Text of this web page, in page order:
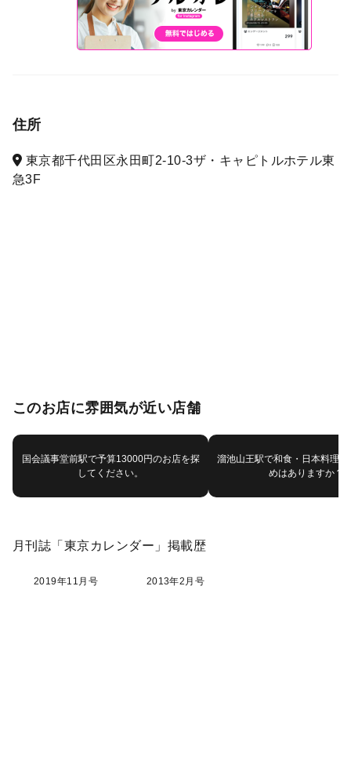
住所
東京都千代田区永田町2-10-3ザ・キャピトルホテル東
急3F
このお店に雰囲気が近い店舗
国会議事堂前駅で予算13000円のお店を探
してください。
溜池山王駅で和食・日本料理
めはありますか？
月刊誌「東京カレンダー」掲載歴
2019年11月号 2013年2月号